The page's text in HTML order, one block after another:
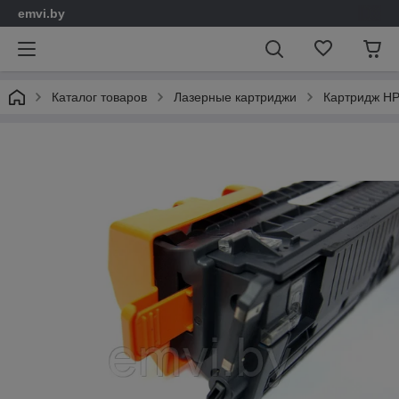
emvi.by
Каталог товаров Лазерные картриджи Картридж HP